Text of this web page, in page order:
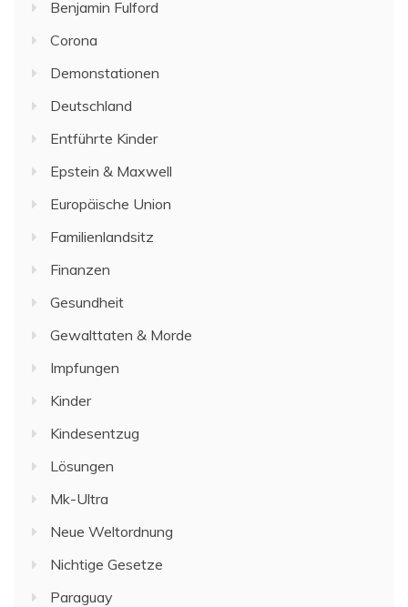
Benjamin Fulford
Corona
Demonstationen
Deutschland
Entführte Kinder
Epstein & Maxwell
Europäische Union
Familienlandsitz
Finanzen
Gesundheit
Gewalttaten & Morde
Impfungen
Kinder
Kindesentzug
Lösungen
Mk-Ultra
Neue Weltordnung
Nichtige Gesetze
Paraguay